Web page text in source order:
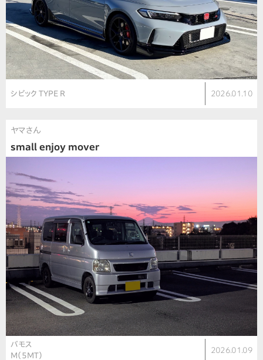
シビック TYPE R 2026.01.10
ヤマさん
small enjoy mover
バモス
M（5MT）
2026.01.09